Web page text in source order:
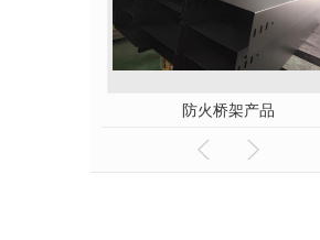
防火桥架产品